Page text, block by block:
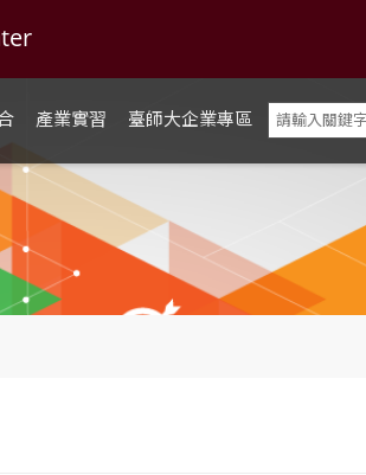
產業實習 臺師大企業專區